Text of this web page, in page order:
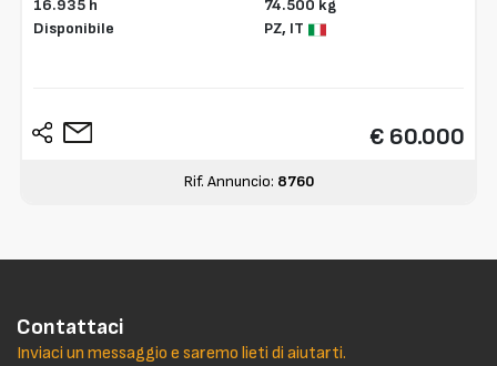
16.935 h
Disponibile
74.500 kg
PZ, IT
€ 60.000
Rif. Annuncio: 8760
Contattaci
Inviaci un messaggio e saremo lieti di aiutarti.